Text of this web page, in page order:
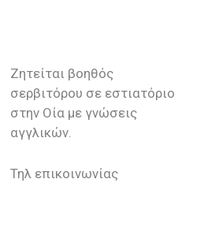
Ζητείται βοηθός
σερβιτόρου σε εστιατόριο
στην Οία με γνώσεις
αγγλικών.
Τηλ επικοινωνίας